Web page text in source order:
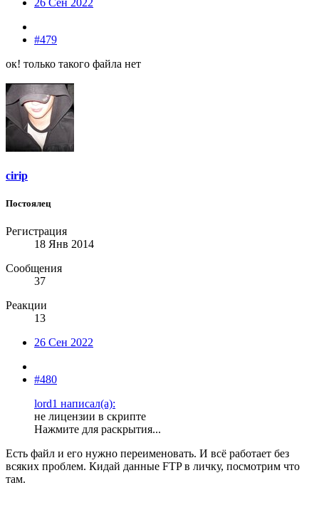
#479
ок! только такого файла нет
cirip
Постоялец
Регистрация
18 Янв 2014
Сообщения
37
Реакции
13
26 Сен 2022
#480
lord1 написал(а):
не лицензии в скрипте
Нажмите для раскрытия...
Есть файл и его нужно переименовать. И всё работает без
всяких проблем. Кидай данные FTP в личку, посмотрим что
там.